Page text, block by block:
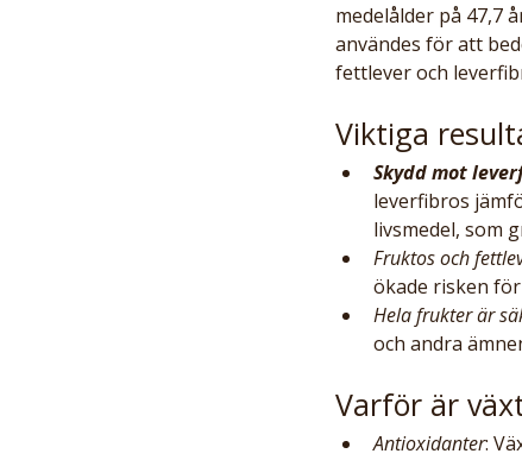
medelålder på 47,7
användes för att
fettlever och
Viktiga
Skydd mot
leverfibros
livsmedel, som
Fruktos och
ökade risken
Hela frukter är
och andra
Varför är
Antioxidanter: